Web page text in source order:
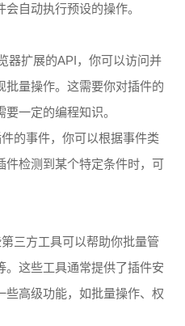
自动执行预设的操作。
器扩展的API，你可以访问并
批量操作。这需要你对插件的
一定的编程知识。
的事件，你可以根据事件类
件检测到某个特定条件时，可
三方工具可以帮助你批量管
。这些工具通常提供了插件安
些高级功能，如批量操作、权